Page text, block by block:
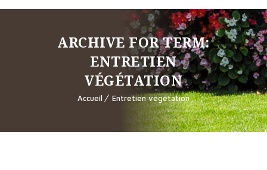
ARCHIVE FOR TERM:
ENTRETIEN
VÉGÉTATION
Accueil Entretien végétation